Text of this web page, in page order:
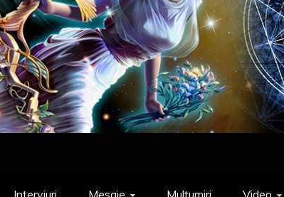
Interviuri Mesaje Multumiri Video